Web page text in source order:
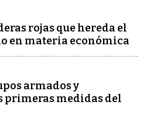
rojas que hereda el
en materia económica
armados y
primeras medidas del